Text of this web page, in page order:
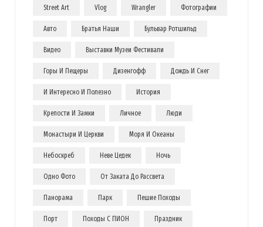
Street Art Vlog Wrangler Фотографии
Авто Братья Наши Бульвар Ротшильд
Видео Выставки Музеи Фестивали
Горы И Пещеры Дизенгофф Дождь И Снег
И Интересно И Полезно История
Крепости И Замки Личное Люди
Монастыри И Церкви Моря И Океаны
Небоскреб Неве Цедек Ночь
Одно Фото От Заката До Рассвета
Панорама Парк Пешие Походы
Порт Походы С ПИОН Праздник